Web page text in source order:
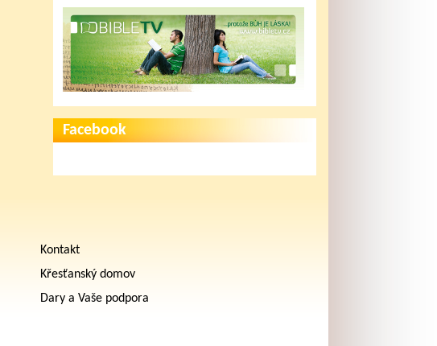
Facebook
Kontakt
Křesťanský domov
Dary a Vaše podpora